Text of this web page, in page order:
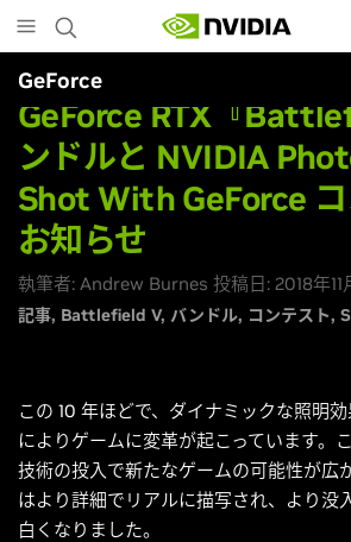
to
main
content
GeForce
GeForce RTX『
ンドルと NVIDIA
Shot With GeForce
お知らせ
執筆者: Andrew Burnes 投稿日: 2018年11
記事 Battlefield V バンドル コンテスト
この 10 年ほどで、ダイナミックな照明
によりゲームに変革が起こっています。
技術の投入で新たなゲームの可能性が広
はより詳細でリアルに描写され、より没
白くなりました。